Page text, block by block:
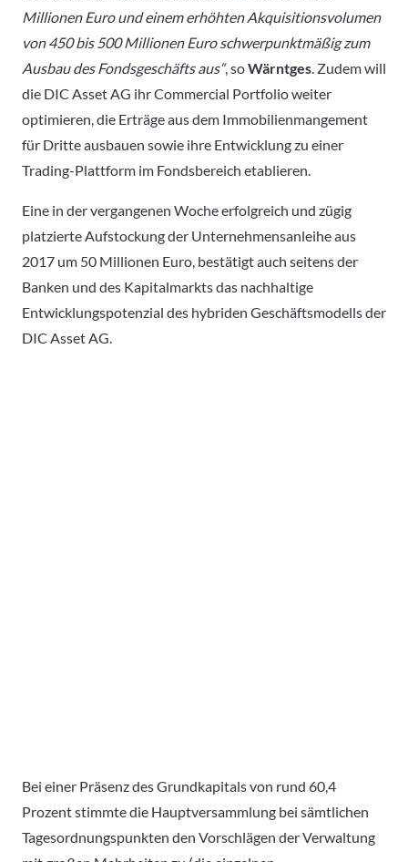
Millionen Euro und einem erhöhten Akquisitionsvolumen
von 450 bis 500 Millionen Euro schwerpunktmäßig zum
Ausbau des Fondsgeschäfts aus“, soWärntges. Zudem will
die DIC Asset AG ihr Commercial Portfolio weiter
optimieren, die Erträge aus dem Immobilienmangement
für Dritte ausbauen sowie ihre Entwicklung zu einer
Trading-Plattform im Fondsbereich etablieren.
Eine in der vergangenen Woche erfolgreich und zügig
platzierte Aufstockung der Unternehmensanleihe aus
2017 um 50 Millionen Euro, bestätigt auch seitens der
Banken und des Kapitalmarkts das nachhaltige
Entwicklungspotenzial des hybriden Geschäftsmodells der
DIC Asset AG.
Bei einer Präsenz des Grundkapitals von rund 60,4
Prozent stimmte die Hauptversammlung bei sämtlichen
Tagesordnungspunkten den Vorschlägen der Verwaltung